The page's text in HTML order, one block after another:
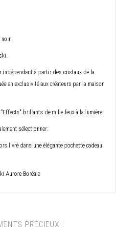
indépendant à partir des cristaux de la
en exclusivité aux créateurs par la maison
brillants de mille feux à la lumière.
sélectionner:
livré dans une élégante pochette cadeau
Aurore Boréale
PRÉCIEUX :